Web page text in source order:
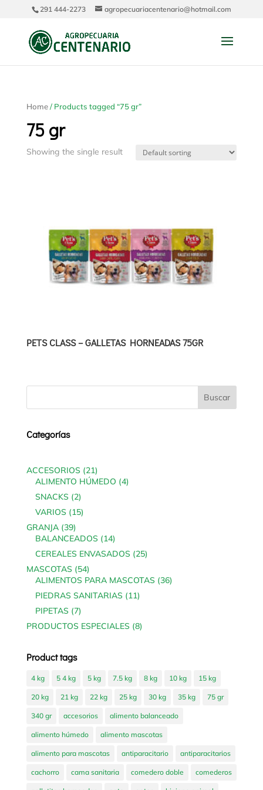
291 444-2273 agropecuariacentenario@hotmail.com
Home/ Products tagged “75 gr”
75 gr
Showing the single result
PETS CLASS – GALLETAS HORNEADAS 75GR
Categorías
ACCESORIOS 2121
products
ALIMENTO HÚMEDO 44
SNACKS 22
products
VARIOS 1515
GRANJA 3939
products
BALANCEADOS 1414
products
CEREALES ENVASADOS 2525
MASCOTAS 5454
products
ALIMENTOS PARA MASCOTAS 3636
PIEDRAS SANITARIAS 1111
PIPETAS 77
products
PRODUCTOS ESPECIALES 88
Product tags
4 kg 5 4 kg 5 kg 7.5 kg 8 kg 10 kg 15 kg
20 kg 21 kg 22 kg 25 kg 30 kg 35 kg 75 gr
340 gr accesorios alimento balanceado
alimento húmedo alimento mascotas
alimento para mascotas antiparacitario antiparacitarios
cachorro cama sanitaria comedero doble comederos